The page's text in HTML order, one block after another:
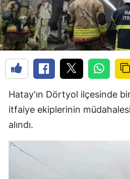
Hatay'ın Dörtyol ilçesinde
itfaiye ekiplerinin
alındı.